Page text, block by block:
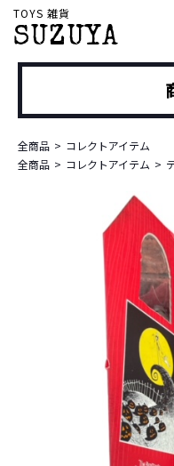
TOYS 雑貨
SUZUYA
全商品
コレクトアイテム
全商品
コレクトアイテム